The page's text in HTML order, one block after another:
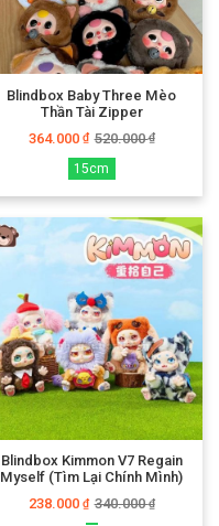
Blindbox Baby Three Mèo
Thần Tài Zipper
364.000 ₫ 520.000₫
15cm
Blindbox Kimmon V7 Regain
Myself (Tìm Lại Chính Mình)
238.000 ₫ 340.000₫